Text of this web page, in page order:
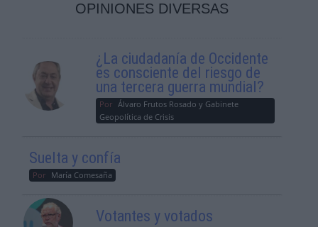
OPINIONES DIVERSAS
¿La ciudadanía de Occidente
es consciente del riesgo de
una tercera guerra mundial?
Por Álvaro Frutos Rosado y Gabinete
Geopolítica de Crisis
Suelta y confía
Por María Comesaña
Votantes y votados